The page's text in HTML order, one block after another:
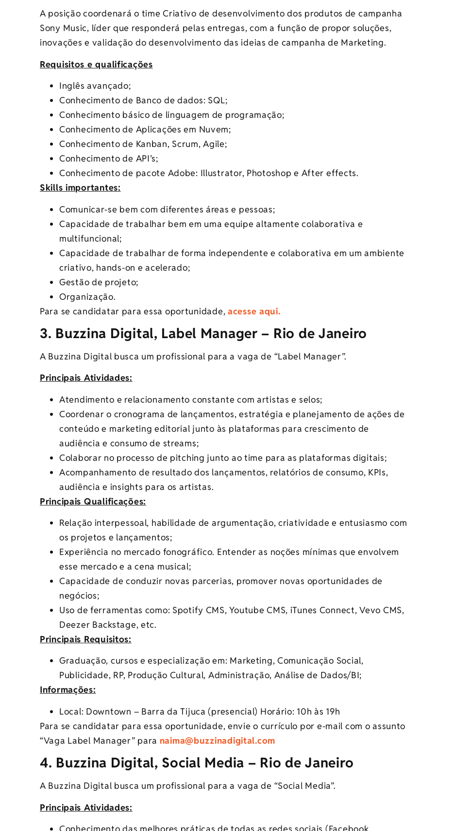
A posição coordenará o time Criativo de desenvolvimento dos produtos de campanha
Sony Music, líder que responderá pelas entregas, com a função de propor soluções,
inovações e validação do desenvolvimento das ideias de campanha de Marketing.
Requisitos e qualificações
Inglês avançado;
Conhecimento de Banco de dados: SQL;
Conhecimento básico de linguagem de programação;
Conhecimento de Aplicações em Nuvem;
Conhecimento de Kanban, Scrum, Agile;
Conhecimento de API’s;
Conhecimento de pacote Adobe: Illustrator, Photoshop e After effects.
Skills importantes:
Comunicar-se bem com diferentes áreas e pessoas;
Capacidade de trabalhar bem em uma equipe altamente colaborativa e
multifuncional;
Capacidade de trabalhar de forma independente e colaborativa em um ambiente
criativo, hands-on e acelerado;
Gestão de projeto;
Organização.
Para se candidatar para essa oportunidade, acesse aqui.
3. Buzzina Digital, Label Manager – Rio de Janeiro
A Buzzina Digital busca um profissional para a vaga de “Label Manager”.
Principais Atividades:
Atendimento e relacionamento constante com artistas e selos;
Coordenar o cronograma de lançamentos, estratégia e planejamento de ações de
conteúdo e marketing editorial junto às plataformas para crescimento de
audiência e consumo de streams;
Colaborar no processo de pitching junto ao time para as plataformas digitais;
Acompanhamento de resultado dos lançamentos, relatórios de consumo, KPIs,
audiência e insights para os artistas.
Principais Qualificações:
Relação interpessoal, habilidade de argumentação, criatividade e entusiasmo com
os projetos e lançamentos;
Experiência no mercado fonográfico. Entender as noções mínimas que envolvem
esse mercado e a cena musical;
Capacidade de conduzir novas parcerias, promover novas oportunidades de
negócios;
Uso de ferramentas como: Spotify CMS, Youtube CMS, iTunes Connect, Vevo CMS,
Deezer Backstage, etc.
Principais Requisitos:
Graduação, cursos e especialização em: Marketing, Comunicação Social,
Publicidade, RP, Produção Cultural, Administração, Análise de Dados/BI;
Informações:
Local: Downtown – Barra da Tijuca (presencial) Horário: 10h às 19h
Para se candidatar para essa oportunidade, envie o currículo por e-mail com o assunto
“Vaga Label Manager” para naima@buzzinadigital.com
4. Buzzina Digital, Social Media – Rio de Janeiro
A Buzzina Digital busca um profissional para a vaga de “Social Media”.
Principais Atividades: